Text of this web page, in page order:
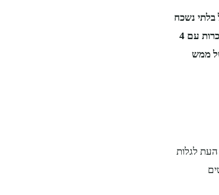
בלתי נשכח
עם החבר'ה. כדי שהוא יהיה מוצלח באמת, עליכם לתכנן אותו על הצד הטוב ביותר, תוך היכרות עם 4
ממש
לגלות